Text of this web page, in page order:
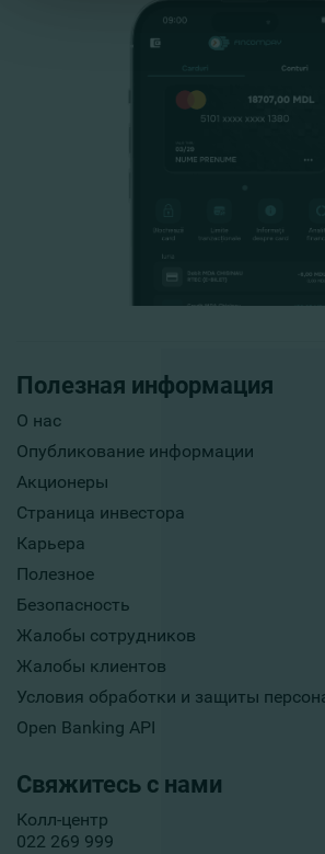
Полезная информация
О нас
Опубликование информации
Акционеры
Страница инвестора
Карьера
Полезное
Безопасность
Жалобы сотрудников
Жалобы клиентов
Условия обработки и защиты
Open Banking API
Свяжитесь с нами
Колл-центр
022 269 999